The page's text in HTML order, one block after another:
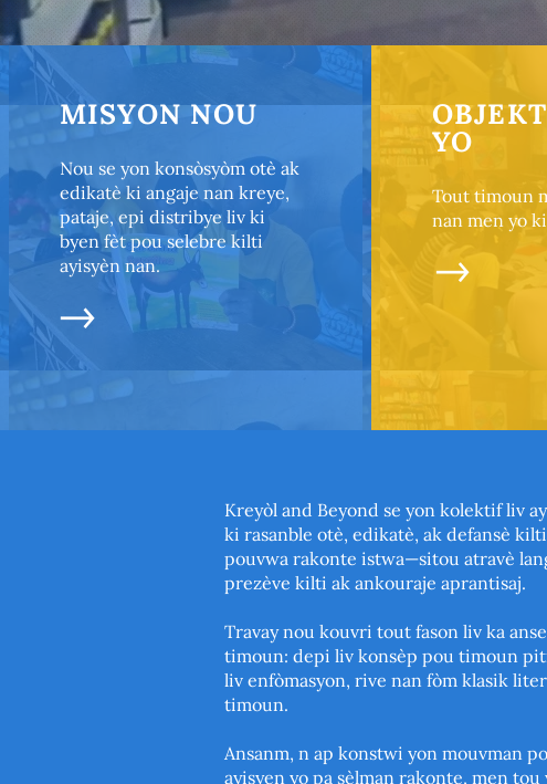
MISYON NOU
Nou se yon konsòsyòm otè ak
edikatè ki angaje nan kreye,
pataje, epi distribye liv ki
byen fèt pou selebre kilti
ayisyèn nan.
YO
Tout timoun
nan men yo
Kreyòl and Beyond se yon kolektif liv
ki rasanble otè, edikatè, ak defansè
pouvwa rakonte istwa—sitou atravè
prezève kilti ak ankouraje aprantisaj.
Travay nou kouvri tout fason liv ka
timoun: depi liv konsèp pou timoun
liv enfòmasyon, rive nan fòm klasik
timoun.
Ansanm, n ap konstwi yon mouvman
ayisyen yo pa sèlman rakonte, men tou